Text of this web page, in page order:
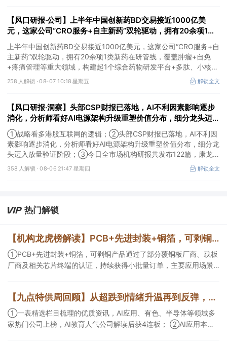
【风口研报·公司】上半年中国创新药BD交易接近1000亿美
元，这家公司“CRO服务+自主新药”双轮驱动，拥有20余项1类
新药在研管线，覆盖肿瘤+自免+疼痛管理等重大领域
上半年中国创新药BD交易接近1000亿美元，这家公司“CRO服务+自
主新药”双轮驱动，拥有20余项1类新药在研管线，覆盖肿瘤+自免
+疼痛管理等重大领域，构建起1个综合药物研发平台+多肽、小核
酸、CGT、小分子4个创新技术平台，创新转型成果正逐步兑现。
258 人解锁 ·08-07 10:18 星期五 解锁全文
【风口研报·洞察】头部CSP财报已落地，AI不利因素影响逐步
消化，分析师看好AI电源架构升级重塑价值分布，细分龙头迈入
放量验证阶段；战略看多港股互联网的逻辑
①战略看多港股互联网的逻辑；②头部CSP财报已落地，AI不利因
素影响逐步消化，分析师看好AI电源架构升级重塑价值分布，细分龙
头迈入放量验证阶段；③今日全市场机构研报共发布122篇，康龙化
成、江淮汽车评级得到上调，9家公司获得首度覆盖，其中乔锋智能
获新财富分析师深度覆盖；④在个股机构关注度排行中，华峰化学
358 人解锁 ·08-06 21:47 星期四 解锁全文
热门解锁
【机构龙虎榜解读】PCB+先进封装+铜箔，可剥铜产品通过了部分覆铜板厂商、载板厂商及相关芯片终端的认证，持续获得小批量订单，主要应用场景包括芯片封装光模块用PCB，机构大额净买入这家公司
①PCB+先进封装+铜箔，可剥铜产品通过了部分覆铜板厂商、载板
厂商及相关芯片终端的认证，持续获得小批量订单，主要应用场景
等方面具有丰富经验，具备承接细胞与基因治疗产品商业化受托生
产的合规资质，这家公司获净买入。
【九点特供周回顾】从超跌到情绪升温再到反弹，栏目梳理AI应用题材逻辑，AI教育人气公司解读后获4连板
①一表精选栏目梳理的优质资讯，AI应用、有色、半导体等领域多
家热门公司上榜，AI教育人气公司解读后获4连板； ②AI应用本周